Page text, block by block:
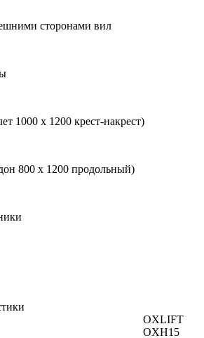
сторонами вил
1000 х 1200 крест-накрест)
800 х 1200 продольный)
OXLIFT
OXH15